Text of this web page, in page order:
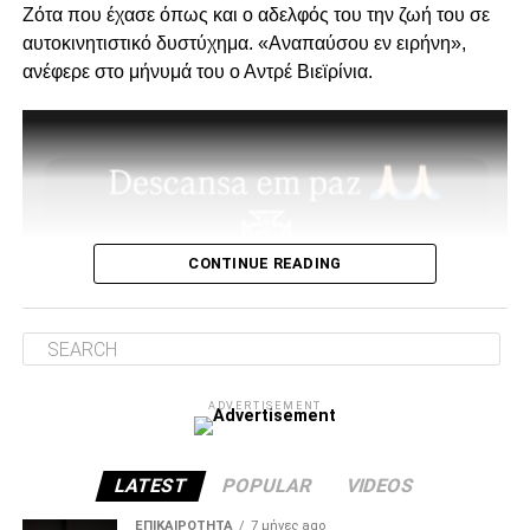
Ο λόγος της επίσκεψης… απλός, “Κύριοι, με την δικιά μας
στήριξη παραμείνατε 15μελες μετά την παραίτηση
Για εμάς δεν έχει αλλάξει κάτι, οι λόγοι της στήριξης μας
από την αρχή μέχρι σήμερα παραμένουν ίδιοι.
2. Την πιο σίγουρη και την πιο γρήγορη λύση για την
πολύ να δωθεί στον λαό του ΠΑΟΚ.
Και από ότι φαίνεται, ούτε γρήγοροι, ούτε σίγουροι, ούτε
Ζότα που έχασε όπως και ο αδελφός του την ζωή του σε
αυτοκινητιστικό δυστύχημα. «Αναπαύσου εν ειρήνη»,
ανέφερε στο μήνυμά του ο Αντρέ Βιεϊρίνια.
CONTINUE READING
ADVERTISEMENT
LATEST POPULAR VIDEOS
ΕΠΙΚΑΙΡΌΤΗΤΑ 7 μήνες ago